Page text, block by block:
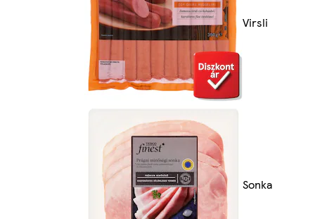
Virsli
Sonka